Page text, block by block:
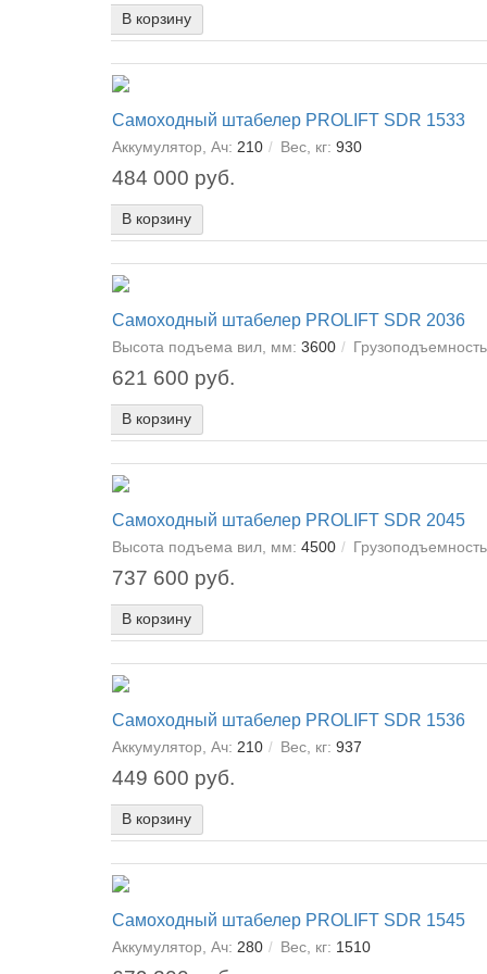
В корзину
Самоходный штабелер PROLIFT SDR 1533
Аккумулятор, Ач: 210 Вес, кг: 930
484 000 руб.
В корзину
Самоходный штабелер PROLIFT SDR 2036
Высота подъема вил, мм: 3600
621 600 руб.
В корзину
Самоходный штабелер PROLIFT SDR 2045
Высота подъема вил, мм: 4500
737 600 руб.
В корзину
Самоходный штабелер PROLIFT SDR 1536
Аккумулятор, Ач: 210 Вес, кг: 937
449 600 руб.
В корзину
Самоходный штабелер PROLIFT SDR 1545
Аккумулятор, Ач: 280 Вес, кг: 1510